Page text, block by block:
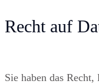
Recht auf
Sie haben das